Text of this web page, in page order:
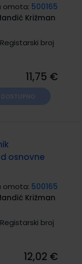
omota: 500165
Križman
Registarski broj
11,75 €
osnovne
omota: 500165
Križman
Registarski broj
12,02 €